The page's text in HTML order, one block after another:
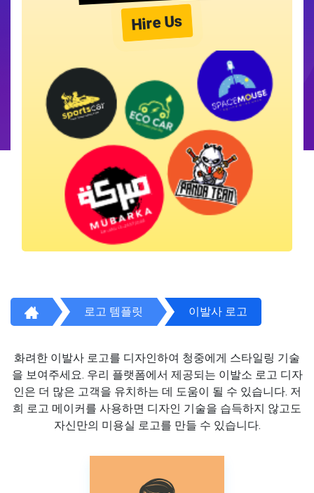
Hire Us
로고 템플릿 이발사 로고
화려한 이발사 로고를 디자인하여 청중에게 스타일링 기술
을 보여주세요. 우리 플랫폼에서 제공되는 이발소 로고 디자
인은 더 많은 고객을 유치하는 데 도움이 될 수 있습니다. 저
희 로고 메이커를 사용하면 디자인 기술을 습득하지 않고도
자신만의 미용실 로고를 만들 수 있습니다.